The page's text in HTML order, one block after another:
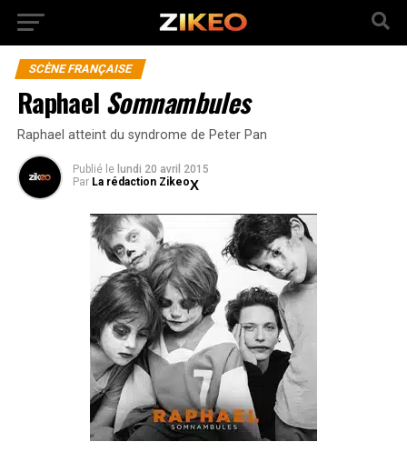
SCÈNE FRANÇAISE
Raphael Somnambules
Raphael atteint du syndrome de Peter Pan
Publié le lundi 20 avril 2015
Par La rédaction Zikeo